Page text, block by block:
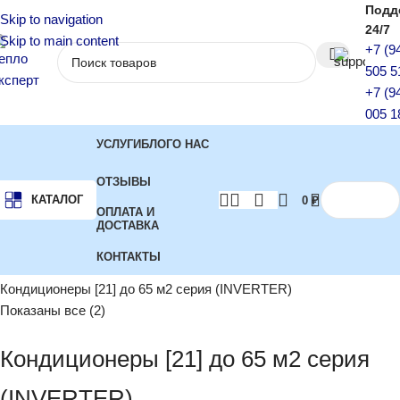
Skip to navigation
Skip to main content
24/7
+7
505
+7
005
КАТАЛОГ
УСЛУГИБЛОГО НАС
ОТЗЫВЫ
ОПЛАТА И
ДОСТАВКА
КОНТАКТЫ
0 ₽
Кондиционеры [21] до 65 м2 серия (INVERTER)
Показаны все (2)
Кондиционеры [21] до 65 м2 серия